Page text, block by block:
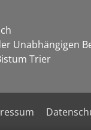
Unabhängigen
Trier